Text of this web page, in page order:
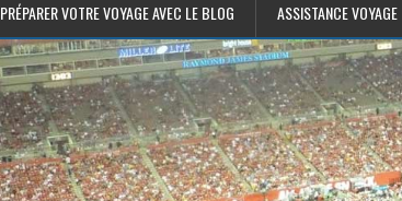
PRÉPARER VOTRE VOYAGE AVEC LE BLOG ASSISTANCE VOYAGE